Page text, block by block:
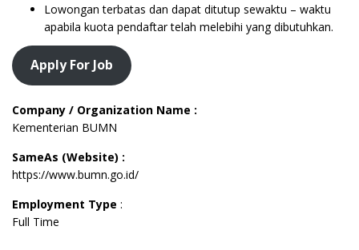
Lowongan terbatas dan dapat ditutup sewaktu – waktu
apabila kuota pendaftar telah melebihi yang dibutuhkan.
Apply For Job
Company / Organization Name :
Kementerian BUMN
SameAs (Website) :
https://www.bumn.go.id/
Employment Type :
Full Time